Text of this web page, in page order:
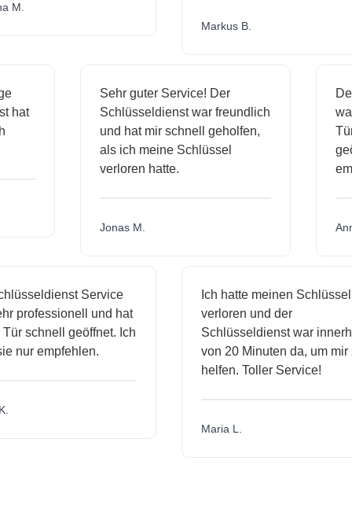
Markus B.
hat
Sehr guter Service! Der
Schlüsseldienst war freundlich
und hat mir schnell geholfen,
als ich meine Schlüssel
verloren hatte.
Jonas M.
Service
und hat
geöffnet. Ich
empfehlen.
Ich hatte meinen Schlüssel
verloren und der
Schlüsseldienst war innerhalb
von 20 Minuten da, um mir zu
helfen. Toller Service!
Maria L.